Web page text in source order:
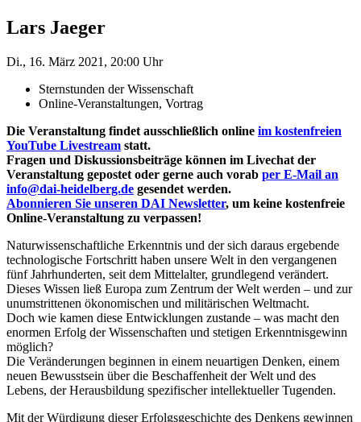
Lars Jaeger
Di., 16. März 2021, 20:00 Uhr
Sternstunden der Wissenschaft
Online-Veranstaltungen, Vortrag
Die Veranstaltung findet ausschließlich online im kostenfreien
YouTube Livestream statt.
Fragen und Diskussionsbeiträge können im Livechat der
Veranstaltung gepostet oder gerne auch vorab per E-Mail an
info@dai-heidelberg.de gesendet werden.
Abonnieren Sie unseren DAI Newsletter, um keine kostenfreie
Online-Veranstaltung zu verpassen!
Naturwissenschaftliche Erkenntnis und der sich daraus ergebende
technologische Fortschritt haben unsere Welt in den vergangenen
fünf Jahrhunderten, seit dem Mittelalter, grundlegend verändert.
Dieses Wissen ließ Europa zum Zentrum der Welt werden – und zur
unumstrittenen ökonomischen und militärischen Weltmacht.
Doch wie kamen diese Entwicklungen zustande – was macht den
enormen Erfolg der Wissenschaften und stetigen Erkenntnisgewinn
möglich?
Die Veränderungen beginnen in einem neuartigen Denken, einem
neuen Bewusstsein über die Beschaffenheit der Welt und des
Lebens, der Herausbildung spezifischer intellektueller Tugenden.
Mit der Würdigung dieser Erfolgsgeschichte des Denkens gewinnen